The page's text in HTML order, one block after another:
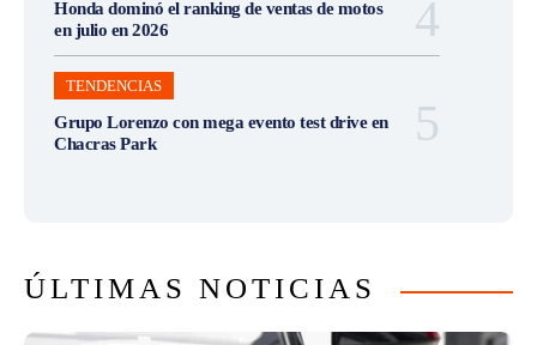
Honda dominó el ranking de ventas de motos
en julio en 2026
TENDENCIAS
Grupo Lorenzo con mega evento test drive en
Chacras Park
ÚLTIMAS NOTICIAS